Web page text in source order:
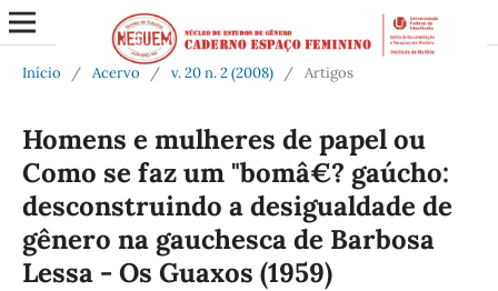
Início / Acervo / v. 20 n. 2 (2008) / Artigos
Homens e mulheres de papel ou
Como se faz um "bomâ€? gaúcho:
desconstruindo a desigualdade de
gênero na gauchesca de Barbosa
Lessa - Os Guaxos (1959)